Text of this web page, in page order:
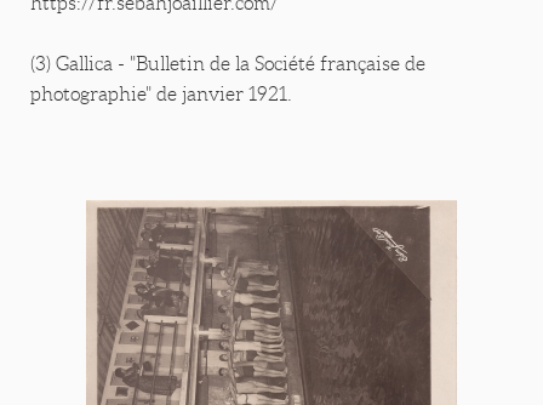
(3) Gallica - "Bulletin de la Société française de
photographie" de janvier 1921.